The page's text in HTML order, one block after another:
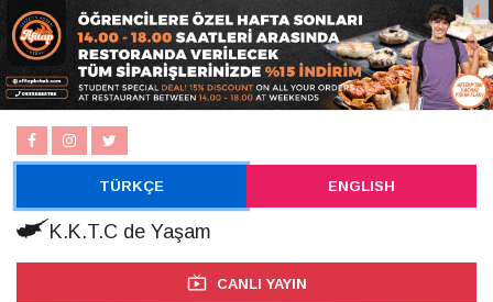
TÜRKÇE ENGLISH
K.K.T.C de Yaşam
CANLI YAYIN